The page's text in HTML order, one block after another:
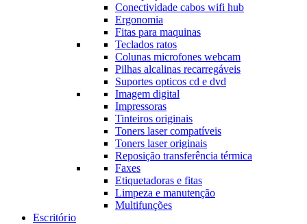
Conectividade cabos wifi hub
Ergonomia
Fitas para maquinas
Teclados ratos
Colunas microfones webcam
Pilhas alcalinas recarregáveis
Suportes opticos cd e dvd
Imagem digital
Impressoras
Tinteiros originais
Toners laser compatíveis
Toners laser originais
Reposição transferência térmica
Faxes
Etiquetadoras e fitas
Limpeza e manutenção
Multifunções
Escritório